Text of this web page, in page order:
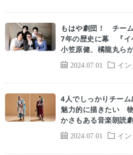
2024.07.01 イン
もはや劇団！ チー
7年の歴史に幕 『イ
小笠原健、橘龍丸ら
2024.07.01 イン
4人でしっかりチー
魅力的に描きたい
かさもある音楽朗読